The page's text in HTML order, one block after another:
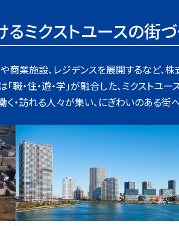
ミクストユースの街づ
業施設、レジデンスを展開するなど、
・住・遊・学」が融合した、ミクストユー
・訪れる人々が集い、にぎわいのある街